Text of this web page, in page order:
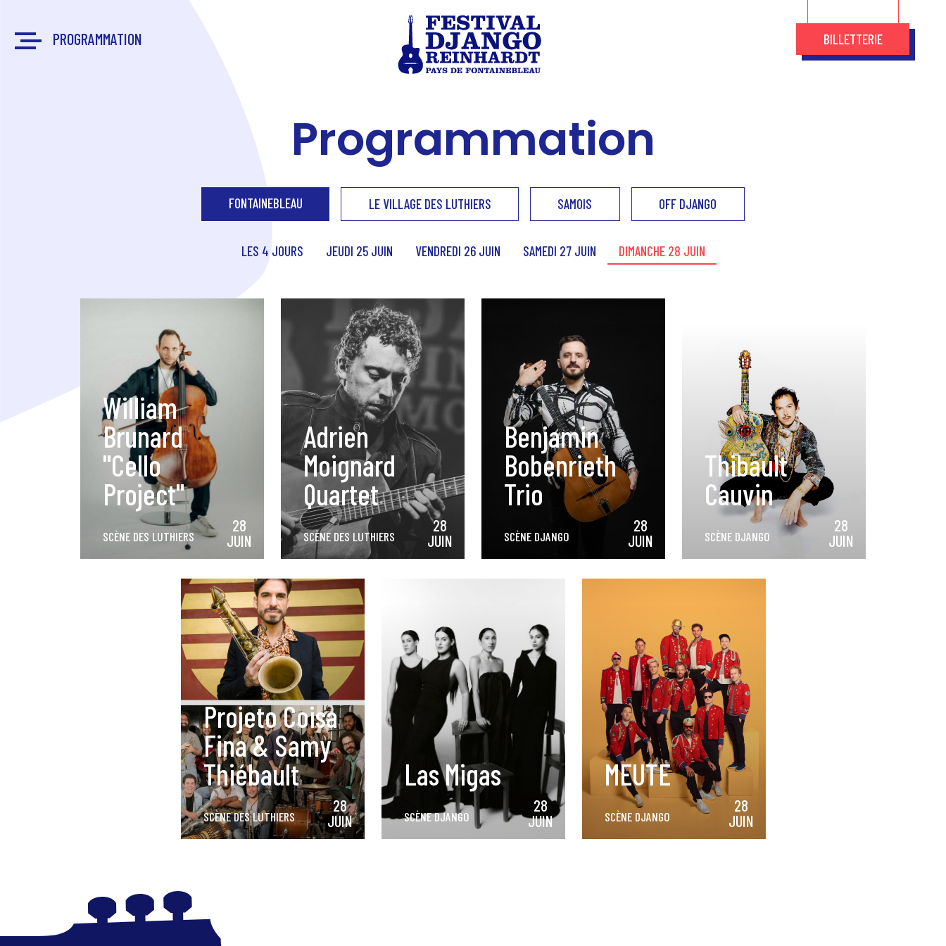
contenuMenuPROGRAMMATION BILLETTERIE
Programmation
FONTAINEBLEAU LE VILLAGE DES LUTHIERS SAMOIS OFF DJANGO
LES 4 JOURS JEUDI 25 JUIN VENDREDI 26 JUIN SAMEDI 27 JUIN DIMANCHE 28 JUIN
William
Brunard
"Cello
Project"
SCÈNE DES LUTHIERS
28
JUIN
Adrien
Moignard
Quartet
SCÈNE DES LUTHIERS
28
JUIN
Benjamin
Bobenrieth
Trio
SCÈNE DJANGO
28
JUIN
Thibault
Cauvin
SCÈNE DJANGO
28
JUIN
Projeto Coisa
Fina & Samy
Thiébault
SCÈNE DES LUTHIERS
28
JUIN
Las Migas
SCÈNE DJANGO
28
JUIN
MEUTE
SCÈNE DJANGO
28
JUIN